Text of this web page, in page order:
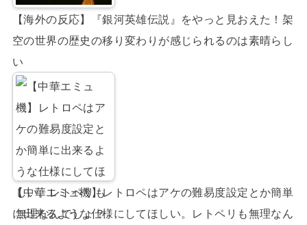
【海外の反応】『銀河英雄伝説』をやっと見おえた！架
空の世界の歴史の移り変わりが感じられるのは素晴らし
い
【中華エミュ機】レトロペはアケの難易度設定とか簡単
に出来るような仕様にしてほしい。レトペリも無理なん